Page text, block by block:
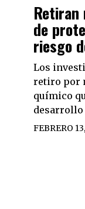
de
riesgo
Los
retiro por
químico
desarrollo
FEBRERO